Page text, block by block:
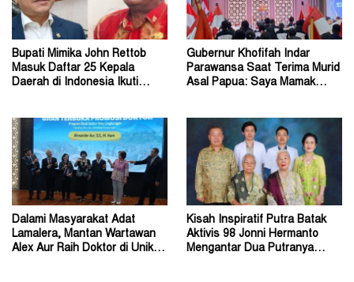
Bupati Mimika John Rettob
Masuk Daftar 25 Kepala
Daerah di Indonesia Ikuti
Gubernur Khofifah Indar
Parawansa Saat Terima Murid
Asal Papua: Saya Mamak
Dalami Masyarakat Adat
Lamalera, Mantan Wartawan
Alex Aur Raih Doktor di Unika
Kisah Inspiratif Putra Batak
Aktivis 98 Jonni Hermanto
Mengantar Dua Putranya